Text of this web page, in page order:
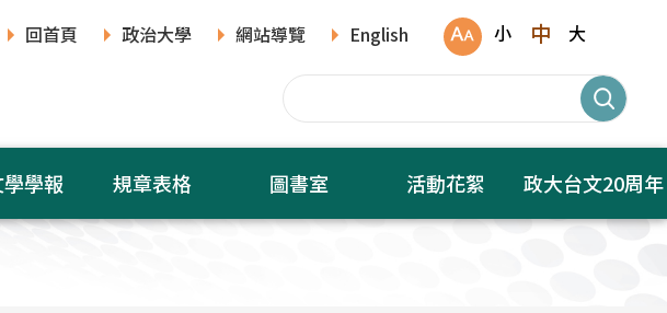
回首頁
政治大學 網站導覽 English 小 中 大
學報 規章表格 圖書室 活動花絮 政大台文20周年